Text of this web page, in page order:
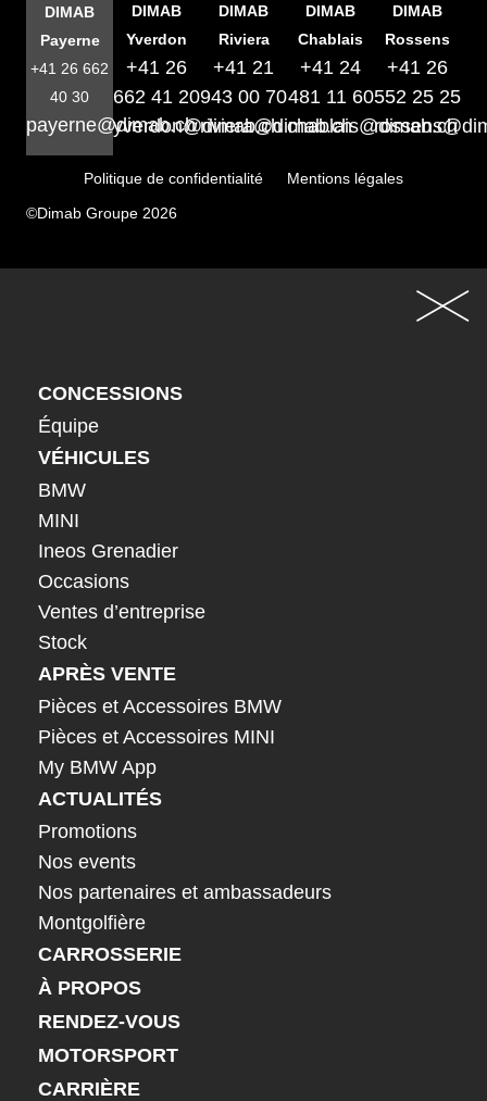
DIMAB
Payerne
+41 26 662
40 30
payerne@dimab.ch
DIMAB
Yverdon
+41 26
662 41 20
yverdon@dimab.ch
DIMAB
Riviera
+41 21
943 00 70
riviera@dimab.ch
DIMAB
Chablais
+41 24
481 11 60
chablais@dimab.ch
DIMAB
Rossens
+41 26
552 25 25
Politique de confidentialité
Mentions légales
©Dimab Groupe 2026
CONCESSIONS
Équipe
VÉHICULES
BMW
MINI
Ineos Grenadier
Occasions
Ventes d’entreprise
Stock
APRÈS VENTE
Pièces et Accessoires BMW
Pièces et Accessoires MINI
My BMW App
ACTUALITÉS
Promotions
Nos events
Nos partenaires et ambassadeurs
Montgolfière
CARROSSERIE
À PROPOS
RENDEZ-VOUS
MOTORSPORT
CARRIÈRE